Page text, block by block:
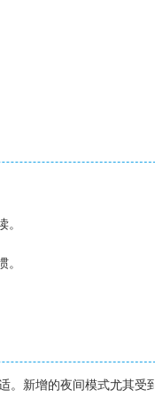
。
。
。新增的夜间模式尤其受